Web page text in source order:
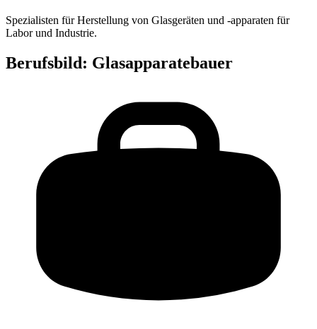
Spezialisten für Herstellung von Glasgeräten und -apparaten für
Labor und Industrie.
Berufsbild: Glasapparatebauer